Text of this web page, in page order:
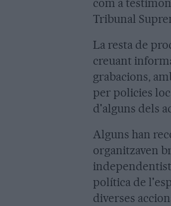
com a
Tribunal
La resta de
creuant
grabacions,
per policies
d'alguns dels
Alguns han
organitzaven
política de
diverses